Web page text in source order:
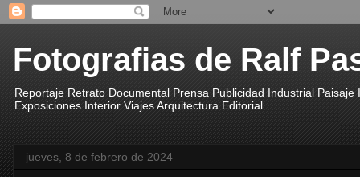
Fotografias de Ralf
Reportaje Retrato Documental Prensa Publicidad Industrial
Exposiciones Interior Viajes Arquitectura Editorial...
jueves, 8 de febrero de 2024